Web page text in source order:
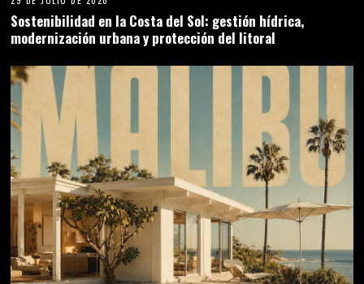
Sostenibilidad en la Costa del Sol: gestión hídrica,
modernización urbana y protección del litoral